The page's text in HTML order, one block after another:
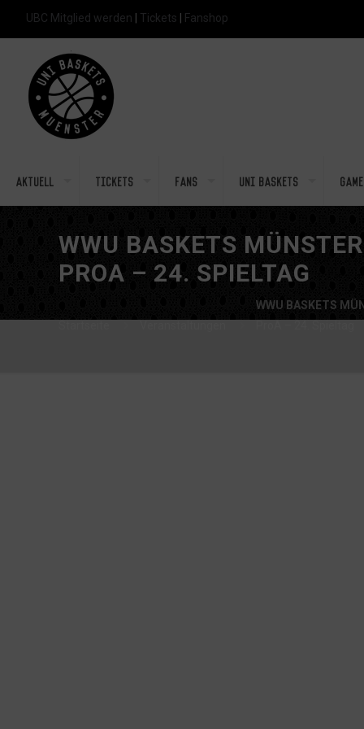
UBC Mitglied werden Tickets Fanshop
Aktuell Tickets Fans Uni Baskets
WWU BASKETS
PROA – 24. SPIELTAG
WWU BASKETS